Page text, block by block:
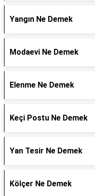
Yangın Ne Demek
Modaevi Ne Demek
Elenme Ne Demek
Keçi Postu Ne Demek
Yan Tesir Ne Demek
Kölçer Ne Demek